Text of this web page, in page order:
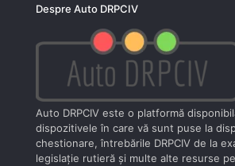
Despre Auto DRPCIV
Auto DRPCIV este o platformă
dispozitivele în care vă sunt puse la
chestionare, întrebările DRPCIV de la
legislaţie rutieră şi multe alte resurse